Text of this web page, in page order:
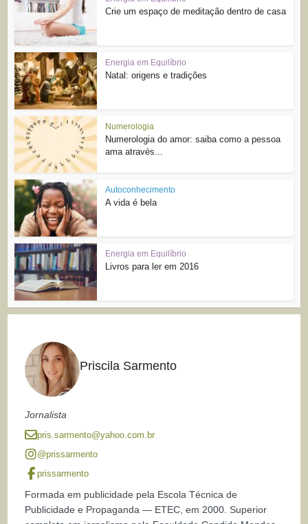
Crie um espaço de meditação dentro de casa
Energia em Equilíbrio
Natal: origens e tradições
Numerologia
Numerologia do amor: saiba como a pessoa
ama através...
Autoconhecimento
A vida é bela
Energia em Equilíbrio
Livros para ler em 2016
Priscila Sarmento
Jornalista
pris.sarmento@yahoo.com.br
@prissarmento
prissarmento
Formada em publicidade pela Escola Técnica de
Publicidade e Propaganda — ETEC, em 2000. Superior